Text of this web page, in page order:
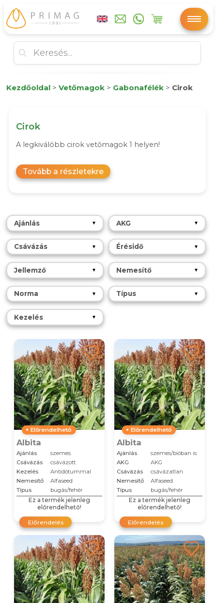
Kezdőoldal > Vetőmagok > Gabonafélék > Cirok
Cirok
A legkiválóbb cirok vetőmagok 1 helyen!
Tovább a részletekre
Ajánlás ▼ AKG ▼
Csávázás ▼ Érésidő ▼
Jellemző ▼ Nemesítő ▼
Norma ▼ Típus ▼
Kezelés ▼
Előrendelhető
Albita
Ajánlás
szemes
Csávázás
csávázott
Kezelés
Antidótummal
Nemesítő
Alfaseed
Típus
bugás/fehér
Ez a termék jelenleg
előrendelhető!
Előrendelés
Előrendelhető
Albita
Ajánlás
szemes/bióban is
AKG
AKG
Csávázás
csávázatlan
Nemesítő
Alfaseed
Típus
bugás/fehér
Ez a termék jelenleg
előrendelhető!
Előrendelés